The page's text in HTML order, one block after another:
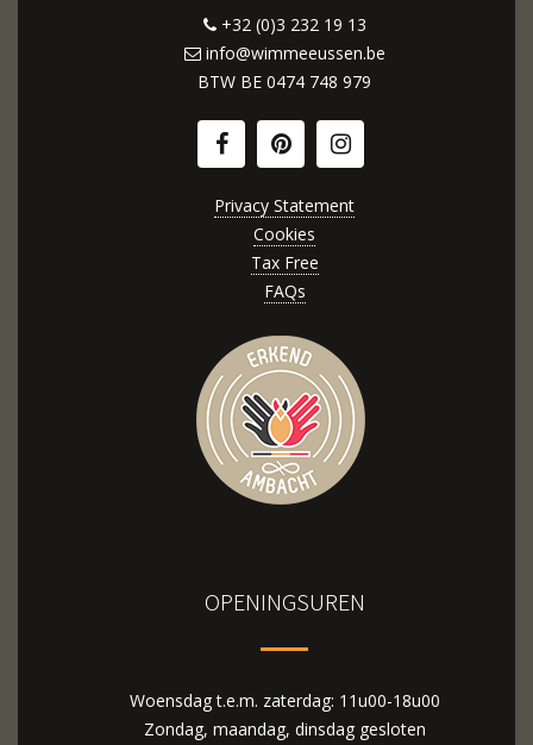
+32 (0)3 232 19 13
info@wimmeeussen.be
BTW BE 0474 748 979
Privacy Statement
Cookies
Tax Free
FAQs
OPENINGSUREN
Woensdag t.e.m. zaterdag: 11u00-18u00
Zondag, maandag, dinsdag gesloten